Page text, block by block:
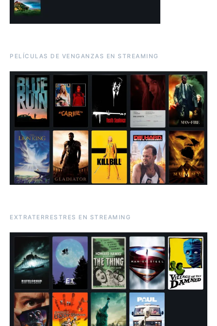
PELÍCULAS DE VENGANZAS EN STREAMING
EXTRATERRESTRES EN STREAMING